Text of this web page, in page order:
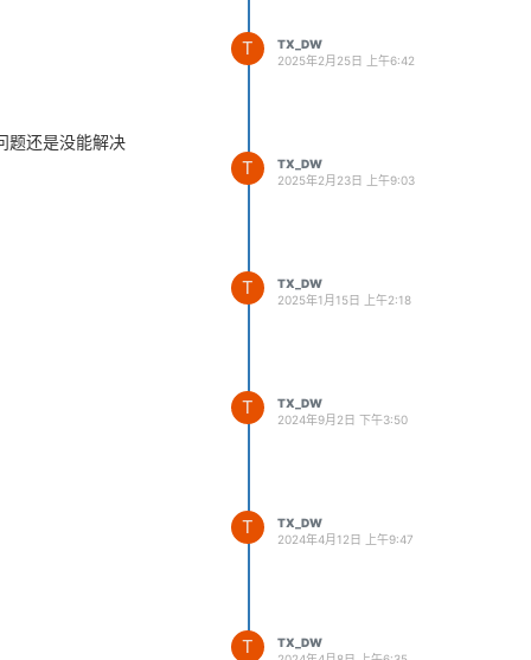
T
TX_DW
2025年2月25日 上午6:42
题还是没能解决
T
TX_DW
2025年2月23日 上午9:03
T
TX_DW
2025年1月15日 上午2:18
T
TX_DW
2024年9月2日 下午3:50
T
TX_DW
2024年4月12日 上午9:47
T
TX_DW